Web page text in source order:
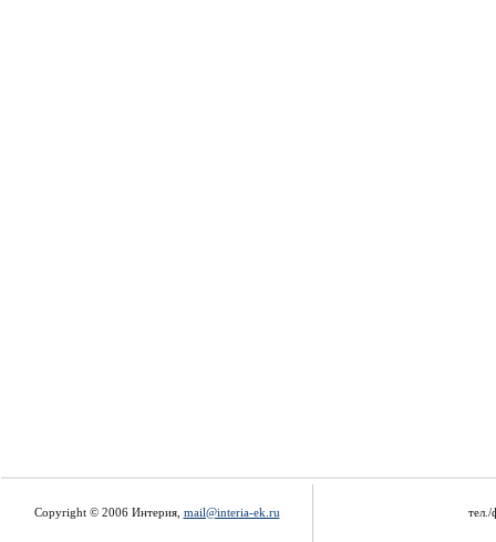
Copyright © 2006 Интерия, mail@interia-ek.ru